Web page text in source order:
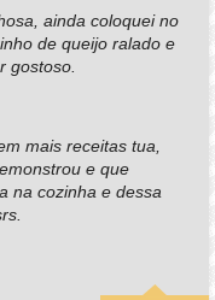
ainda coloquei no
de queijo ralado e
gostoso.
mais receitas tua,
e que
na cozinha e dessa